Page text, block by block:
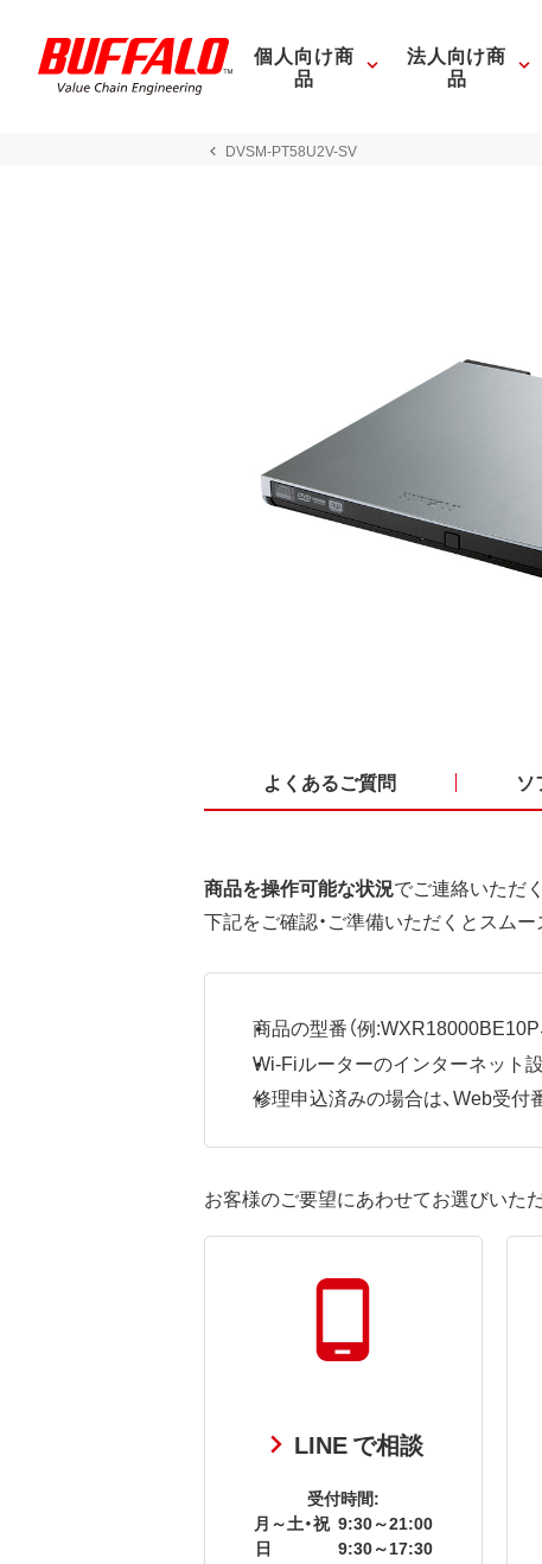
個人向け商
品
法人向け商
品
DVSM-PT58U2V-SV
よくあるご質問 ソ
商品を操作可能な状況でご連絡いただ
下記をご確認・ご準備いただくとスムー
商品の型番（例:WXR18000BE10P
Wi-Fiルーターのインターネット
修理申込済みの場合は、Web受付
お客様のご要望にあわせてお選びいた
LINE で相談
受付時間:
月～土・祝 9:30～21:00
日
9:30～17:30